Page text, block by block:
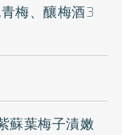
梅、釀梅酒3
蘇葉梅子漬嫩